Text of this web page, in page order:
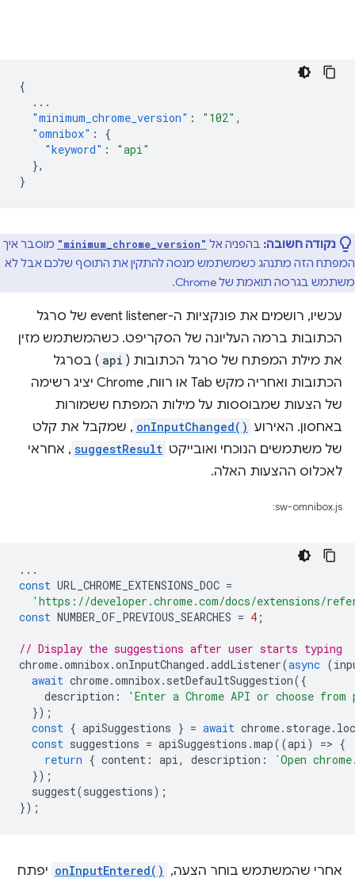
{
...
"minimum_chrome_version" : "102" ,
"omnibox" :
{
"keyword" :
"api"
},
}
נקודה חשובה: בהפניה אל "minimum_chrome_version" מוסבר איך
המפתח הזה מתנהג כשמשתמש מנסה להתקין את התוסף שלכם אבל לא
משתמש בגרסה תואמת של Chrome.
עכשיו, רושמים את פונקציות ה-event listener של סרגל
הכתובות ברמה העליונה של הסקריפט. כשהמשתמש מזין
את מילת המפתח של סרגל הכתובות ( api ) בסרגל
הכתובות ואחריה מקש Tab או רווח, Chrome יציג רשימה
של הצעות שמבוססות על מילות המפתח ששמורות
באחסון. האירוע onInputChanged() , שמקבל את קלט
של משתמשים הנוכחי ואובייקט suggestResult , אחראי
לאכלוס ההצעות האלה.
sw-omnibox.js:
...
const URL_CHROME_EXTENSIONS_DOC =
'https://developer.chrome.com/docs/extensions/
const NUMBER_OF_PREVIOUS_SEARCHES = 4 ;
// Display the suggestions after user starts typing
chrome.omnibox.onInputChanged .addListener(async (
await chrome.omnibox. setDefaultSuggestion({
description :
'Enter a Chrome API or choose from
});
const { apiSuggestions } = await chrome. storage.
const suggestions = apiSuggestions .map((api) => {
return { content : api, description :
`Open
});
suggest(suggestions);
});
אחרי שהמשתמש בוחר הצעה, onInputEntered() יפתח